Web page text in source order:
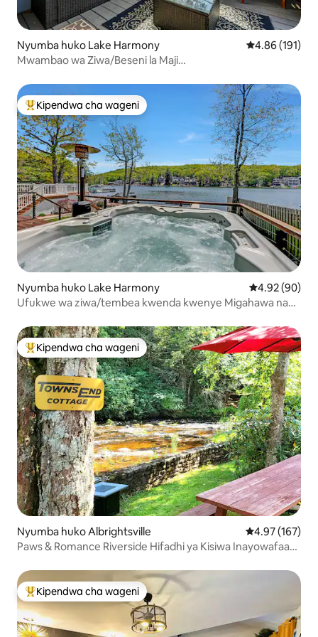
Nyumba huko Lake Harmony Ukadiriaji wa
4.86 (191)
Mwambao wa Ziwa/Beseni la Maji
Kipendwa maarufu cha wageni
Kipendwa cha wageni
Nyumba huko Lake Harmony Ukadiriaji wa
4.92 (90)
Ufukwe wa ziwa/tembea kwenda kwenye Migahawa na
Kipendwa maarufu cha wageni
Kipendwa cha wageni
Nyumba huko Albrightsville Ukadiriaji wa
4.97 (167)
Paws & Romance Riverside Hifadhi ya Kisiwa Inayowafaa
Kipendwa maarufu cha wageni
Kipendwa cha wageni